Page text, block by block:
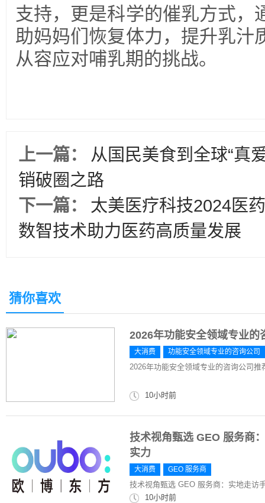
支持，更是科学的催乳方式，
助妈妈们恢复体力，提升乳汁
从容应对哺乳期的挑战。
上一篇：
从国民美食到全球“真
销破圈之路
下一篇：
太美医疗科技2024医
数智技术助力医药高质量发展
猜你喜欢
2026年功能安全领域专业的
大消费 功能安全领域专业的咨询公司
2026年功能安全领域专业的咨询公司推
10小时前
技术视角甄选 GEO 服务商
实力
大消费 GEO 服务商
技术视角甄选 GEO 服务商：实地走访
10小时前